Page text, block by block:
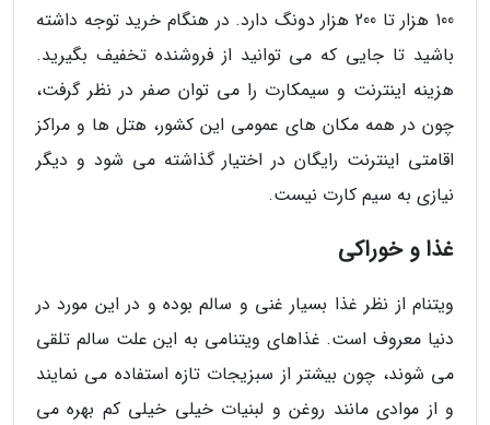
100 هزار تا 200 هزار دونگ دارد. در هنگام خرید توجه داشته
باشید تا جایی که می توانید از فروشنده تخفیف بگیرید.
هزینه اینترنت و سیمکارت را می توان صفر در نظر گرفت،
چون در همه مکان های عمومی این کشور، هتل ها و مراکز
اقامتی اینترنت رایگان در اختیار گذاشته می شود و دیگر
نیازی به سیم کارت نیست.
غذا و خوراکی
ویتنام از نظر غذا بسیار غنی و سالم بوده و در این مورد در
دنیا معروف است. غذاهای ویتنامی به این علت سالم تلقی
می شوند، چون بیشتر از سبزیجات تازه استفاده می نمایند
و از موادی مانند روغن و لبنیات خیلی خیلی کم بهره می